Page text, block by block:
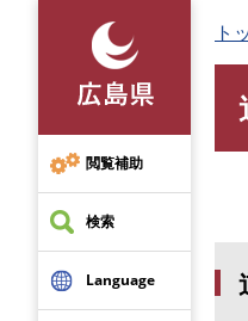
先
頭
で
す
閲覧補助
検索
Language
ト